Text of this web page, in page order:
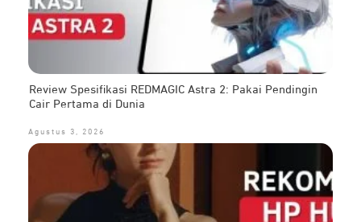
Review Spesifikasi REDMAGIC Astra 2: Pakai Pendingin
Cair Pertama di Dunia
Agustus 3, 2026